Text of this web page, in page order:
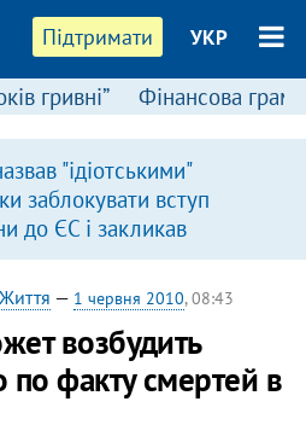
Підтримати УКР
гривні” Фінансова
"ідіотськими"
заблокувати вступ
до ЄС і закликав
антиукраїнську
Життя — 1 червня 2010, 08:43
возбудить
по факту смертей в